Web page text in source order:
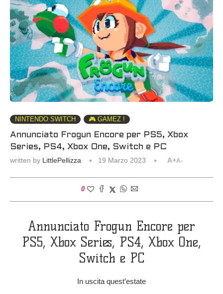
NINTENDO SWITCH 🎮 GAMEZ !
Annunciato Frogun Encore per PS5, Xbox
Series, PS4, Xbox One, Switch e PC
written by LittlePellizza 19 Marzo 2023 A+A-
0
Annunciato Frogun Encore per
PS5, Xbox Series, PS4, Xbox One,
Switch e PC
In uscita quest’estate